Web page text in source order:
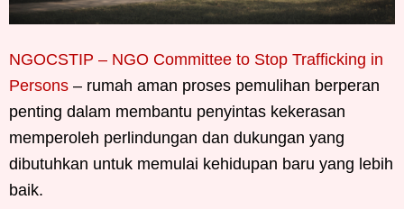
NGOCSTIP – NGO Committee to Stop Trafficking in
Persons – rumah aman proses pemulihan berperan
penting dalam membantu penyintas kekerasan
memperoleh perlindungan dan dukungan yang
dibutuhkan untuk memulai kehidupan baru yang lebih
baik.